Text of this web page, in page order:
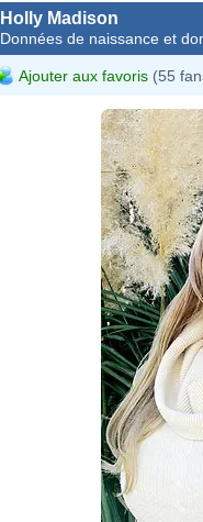
Holly Madison
Données de naissance et
Ajouter aux favoris (55